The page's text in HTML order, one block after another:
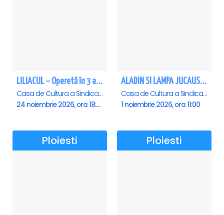
LILIACUL – Operetă în 3 acte - Ploiesti
Casa de Cultura a Sindicatelor , Ploiesti
24 noiembrie 2026, ora 18:30
ALADIN SI LAMPA JUCAUSA - Ploiesti - ANULAT
Casa de Cultura a Sindicatelor , Ploiesti
1 noiembrie 2026, ora 11:00
Ploiesti Ploiesti